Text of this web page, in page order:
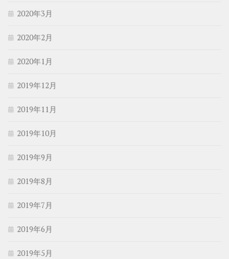
2020年3月
2020年2月
2020年1月
2019年12月
2019年11月
2019年10月
2019年9月
2019年8月
2019年7月
2019年6月
2019年5月